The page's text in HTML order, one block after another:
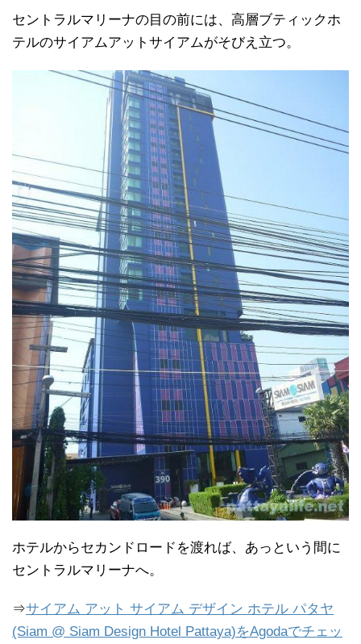
セントラルマリーナの目の前には、高層ブティックホ
テルのサイアムアットサイアムがそびえ立つ。
ホテルからセカンドロードを渡れば、あっという間に
セントラルマリーナへ。
⇒サイアム アット サイアム デザイン ホテル パタヤ
(Siam @ Siam Design Hotel Pattaya)をAgodaでチェッ